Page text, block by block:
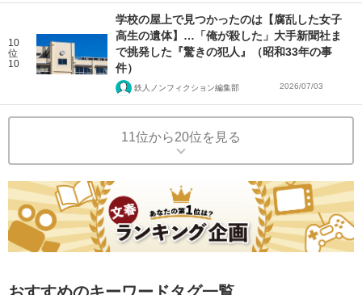
10
位
10
学校の屋上で見つかったのは【腐乱した女子
高生の遺体】…「俺が殺した」大手新聞社ま
で挑発した『驚きの犯人』（昭和33年の事
件）
鉄人ノンフィクション編集部 2026/07/03
11位から20位を見る